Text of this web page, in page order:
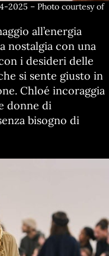
2025 – Photo courtesy of
all’energia
nostalgia con una
i desideri delle
si sente giusto in
Chloé incoraggia
donne di
bisogno di